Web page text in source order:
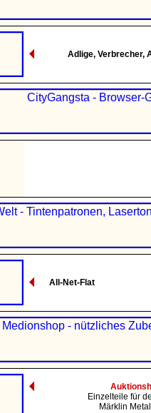
Adlige, Verbrecher,
All-Net-Flat
Einzelteile für
Märklin